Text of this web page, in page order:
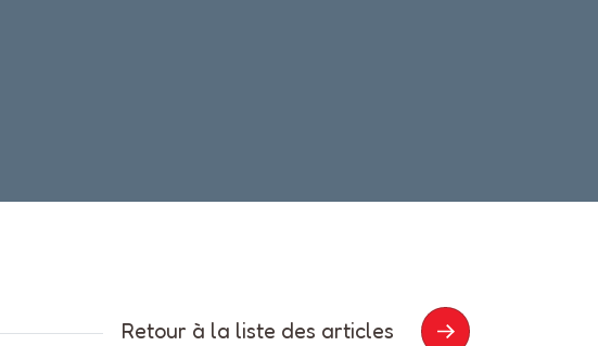
Retour à la liste des articles